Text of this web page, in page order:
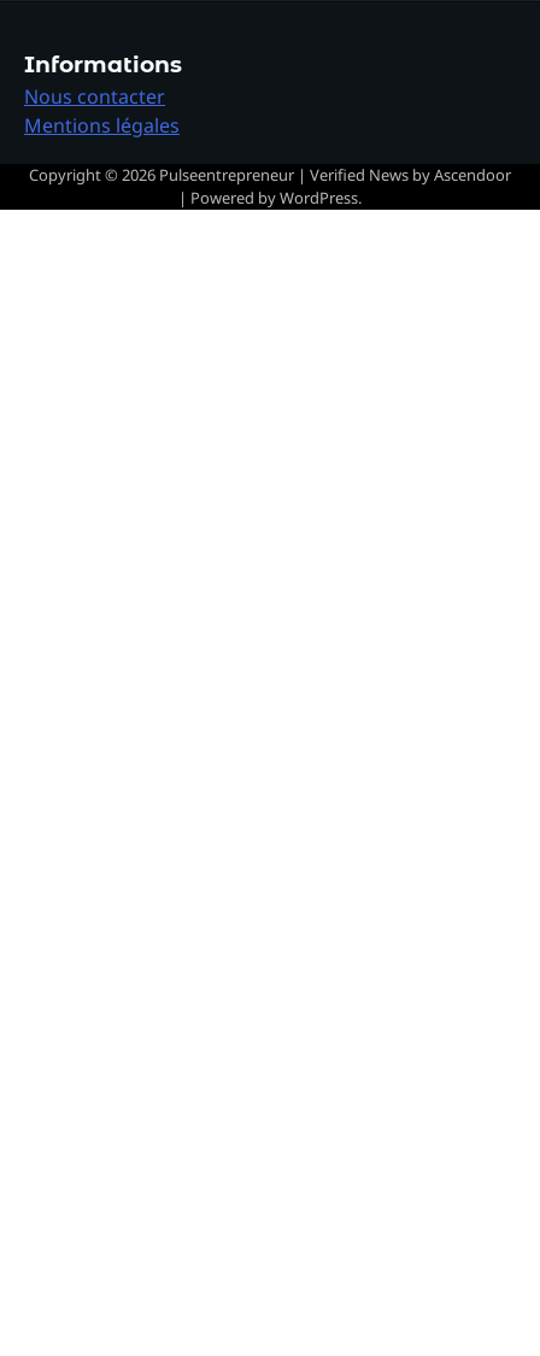
Informations
Nous contacter
Mentions légales
Copyright © 2026 Pulseentrepreneur | Verified News byAscendoor
| Powered byWordPress.